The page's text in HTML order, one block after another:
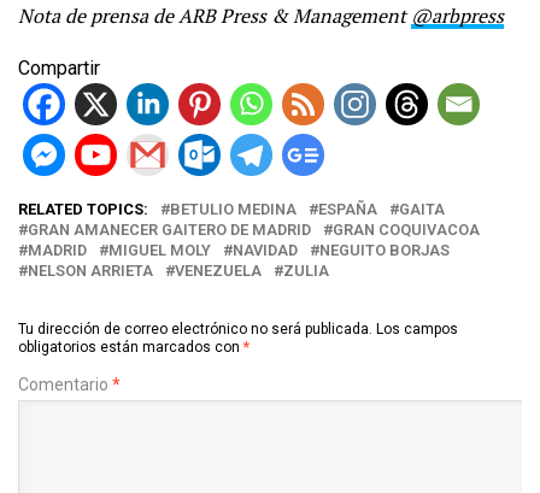
Nota de prensa de ARB Press & Management@arbpress
Compartir
RELATED TOPICS: BETULIO MEDINA ESPAÑA
GAITA
GRAN AMANECER GAITERO DE MADRID
GRAN COQUIVACOA
MADRID
MIGUEL MOLY NAVIDAD
NEGUITO BORJAS
NELSON ARRIETA
VENEZUELA ZULIA
Tu dirección de correo electrónico no será publicada. Los campos
obligatorios están marcados con *
Comentario *